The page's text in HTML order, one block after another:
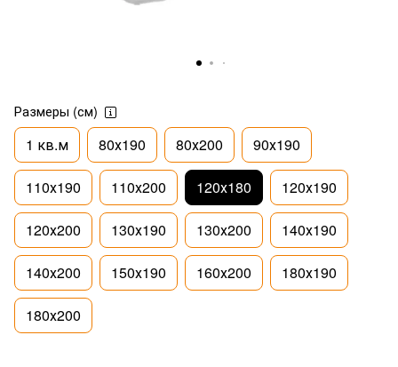
Размеры (см)
1 кв.м 80х190 80х200 90х190
110х190 110х200 120х180 120х190
120х200 130х190 130х200 140х190
140х200 150х190 160х200 180х190
180х200